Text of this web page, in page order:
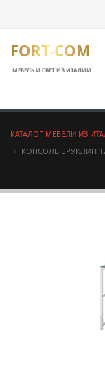
FORT-COM
МЕБЕЛЬ И СВЕТ ИЗ ИТАЛИИ
КАТАЛОГ МЕБЕЛИ ИЗ
КОНСОЛЬ БРУКЛИН